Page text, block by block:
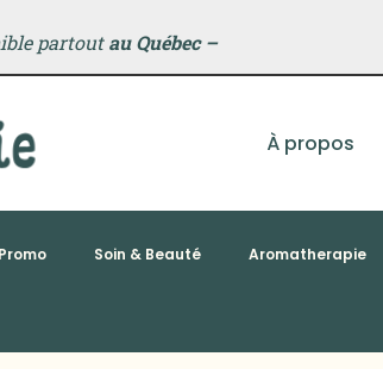
partoutau Québec –
À propos
Promo Soin & Beauté Aromatherapie